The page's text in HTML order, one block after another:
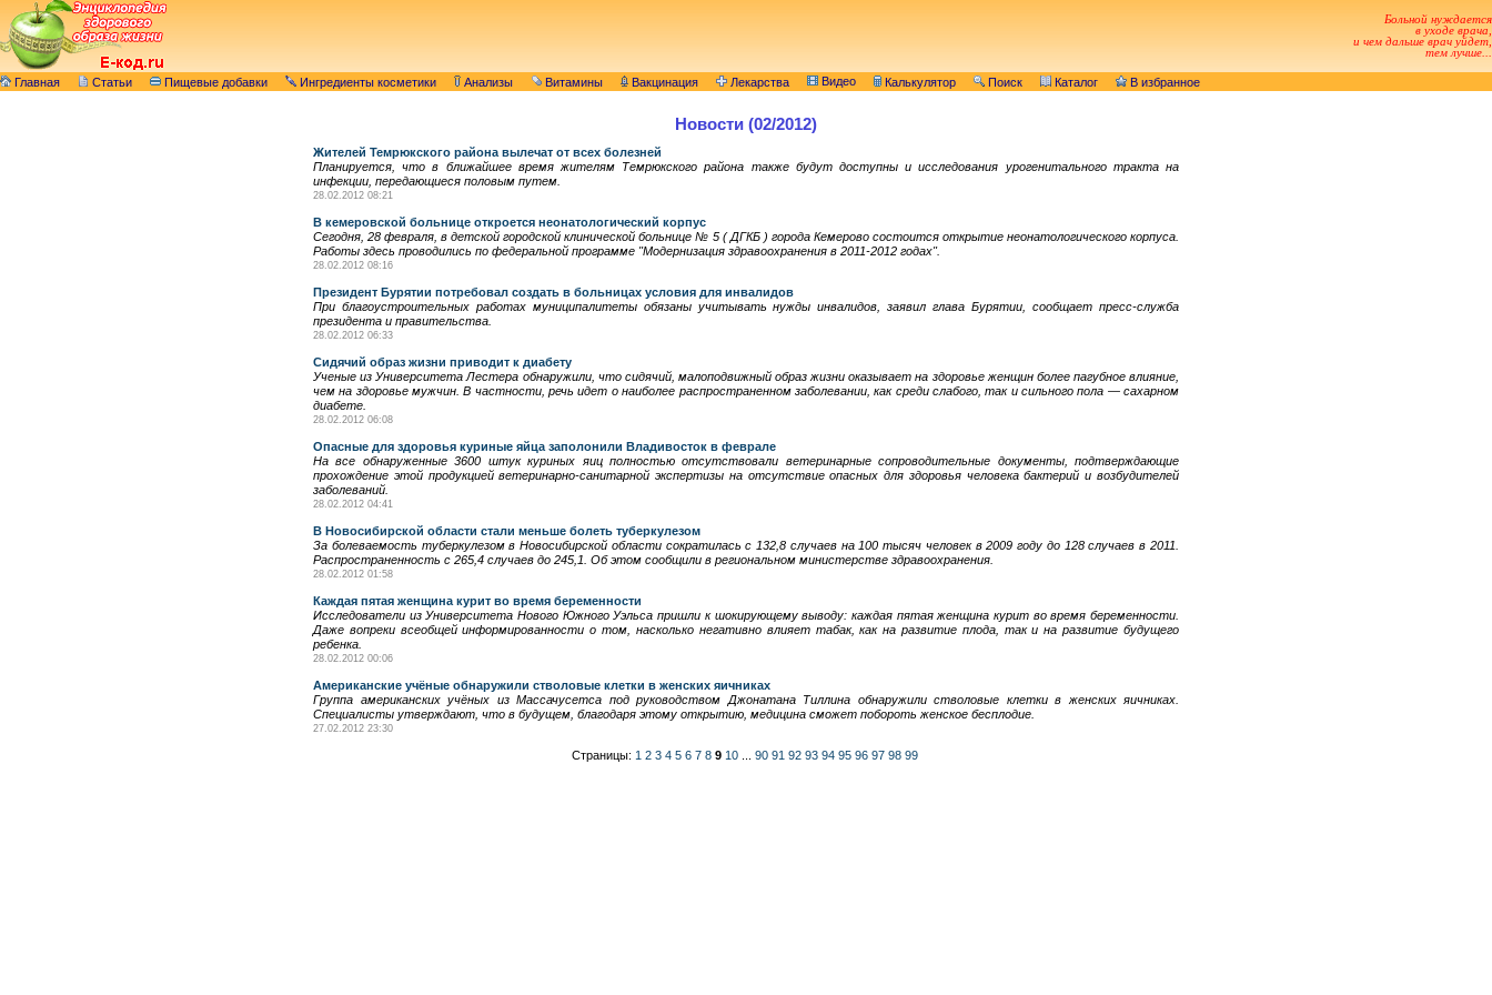
Больной нуждается
в уходе врача,
и чем дальше врач уйдет,
тем лучше...
Главная Статьи Пищевые добавки Ингредиенты косметики Анализы Витамины Вакцинация Лекарства Видео Калькулятор Поиск Каталог В избранное
Новости (02/2012)
Жителей Темрюкского района вылечат от всех болезней
Планируется, что в ближайшее время жителям Темрюкского района также будут доступны и исследования урогенитального тракта на
инфекции, передающиеся половым путем.
28.02.2012 08:21
В кемеровской больнице откроется неонатологический корпус
Сегодня, 28 февраля, в детской городской клинической больнице № 5 ( ДГКБ ) города Кемерово состоится открытие неонатологического корпуса.
Работы здесь проводились по федеральной программе "Модернизация здравоохранения в 2011-2012 годах".
28.02.2012 08:16
Президент Бурятии потребовал создать в больницах условия для инвалидов
При благоустроительных работах муниципалитеты обязаны учитывать нужды инвалидов, заявил глава Бурятии, сообщает пресс-служба
президента и правительства.
28.02.2012 06:33
Сидячий образ жизни приводит к диабету
Ученые из Университета Лестера обнаружили, что сидячий, малоподвижный образ жизни оказывает на здоровье женщин более пагубное влияние,
чем на здоровье мужчин. В частности, речь идет о наиболее распространенном заболевании, как среди слабого, так и сильного пола — сахарном
диабете.
28.02.2012 06:08
Опасные для здоровья куриные яйца заполонили Владивосток в феврале
На все обнаруженные 3600 штук куриных яиц полностью отсутствовали ветеринарные сопроводительные документы, подтверждающие
прохождение этой продукцией ветеринарно-санитарной экспертизы на отсутствие опасных для здоровья человека бактерий и возбудителей
заболеваний.
28.02.2012 04:41
В Новосибирской области стали меньше болеть туберкулезом
За болеваемость туберкулезом в Новосибирской области сократилась с 132,8 случаев на 100 тысяч человек в 2009 году до 128 случаев в 2011.
Распространенность с 265,4 случаев до 245,1. Об этом сообщили в региональном министерстве здравоохранения.
28.02.2012 01:58
Каждая пятая женщина курит во время беременности
Исследователи из Университета Нового Южного Уэльса пришли к шокирующему выводу: каждая пятая женщина курит во время беременности.
Даже вопреки всеобщей информированности о том, насколько негативно влияет табак, как на развитие плода, так и на развитие будущего
ребенка.
28.02.2012 00:06
Американские учёные обнаружили стволовые клетки в женских яичниках
Группа американских учёных из Массачусетса под руководством Джонатана Тиллина обнаружили стволовые клетки в женских яичниках.
Специалисты утверждают, что в будущем, благодаря этому открытию, медицина сможет побороть женское бесплодие.
27.02.2012 23:30
Страницы: 1 2 3 4 5 6 7 8 9 10... 90 91 92 93 94 95 96 97 98 99